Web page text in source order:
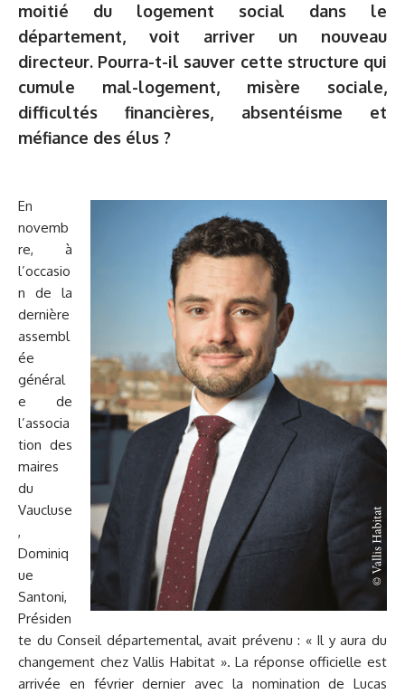
moitié du logement social dans le
département, voit arriver un nouveau
directeur. Pourra-t-il sauver cette structure qui
cumule mal-logement, misère sociale,
difficultés financières, absentéisme et
méfiance des élus ?
En
novemb
re, à
l’occasio
n de la
dernière
assembl
ée
général
e de
l’associa
tion des
maires
du
Vaucluse
,
Dominiq
ue
Santoni,
Présiden
te du Conseil départemental, avait prévenu : « Il y aura du
changement chez Vallis Habitat ». La réponse officielle est
arrivée en février dernier avec la nomination de Lucas